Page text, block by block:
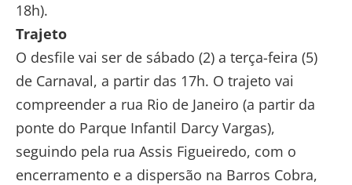
18h).
Trajeto
O desfile vai ser de sábado (2) a terça-feira (5)
de Carnaval, a partir das 17h. O trajeto vai
compreender a rua Rio de Janeiro (a partir da
ponte do Parque Infantil Darcy Vargas),
seguindo pela rua Assis Figueiredo, com o
encerramento e a dispersão na Barros Cobra,